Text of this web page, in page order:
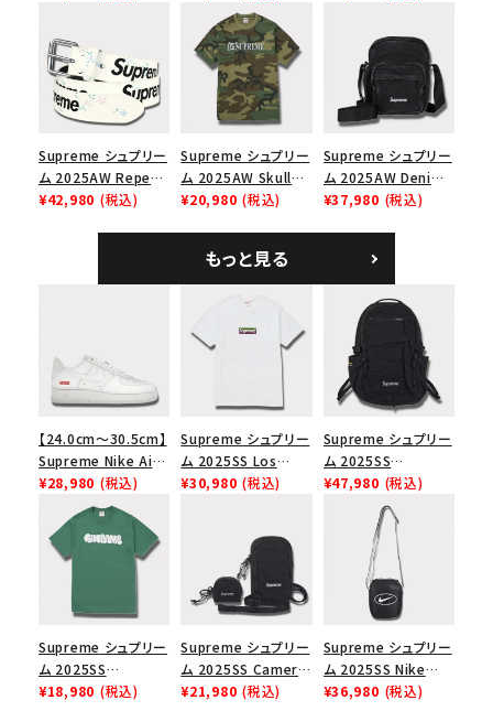
ュバック 5パネルキャ
ップ トゥルーティン
バーHTC フォールカ
ックパック ブラック
Supreme シュプリー
ム 2025AW Repeat
Leather Belt リピー
¥42,980 (税込)
Supreme シュプリー
ム 2025AW Skull
Tee スカル Tシャ
¥20,980 (税込)
Supreme シュプリー
ム 2025AW Denim
Shoulder Bag デニ
¥37,980 (税込)
もっと見る
【24.0cm～30.5cm】
Supreme Nike Air
Force 1 Low シュプ
リーム ナイキエアフォ
ース１スニーカー シ
ューズ ホワイト
¥28,980 (税込)
Supreme シュプリー
ム 2025SS Los
Angeles Fire Relief
スロゴTシャツ ホワ
¥30,980 (税込)
Supreme シュプリー
ム 2025SS
Backpack バックパッ
ク ブラック 黒
¥47,980 (税込)
Supreme シュプリー
ム 2025SS
Homerun Tee ホー
¥18,980 (税込)
Supreme シュプリー
ム 2025SS Camera
Bag + Mini Pouch
¥21,980 (税込)
Supreme シュプリー
ム 2025SS Nike
Leather Shoulder
¥36,980 (税込)